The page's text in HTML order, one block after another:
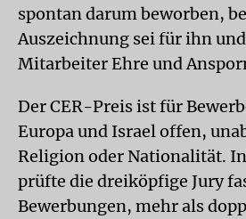
spontan darum beworben,
Auszeichnung sei für ihn
Mitarbeiter Ehre und
Der CER-Preis ist für
Europa und Israel offen,
Religion oder Nationalität.
prüfte die dreiköpfige Jury
Bewerbungen, mehr als